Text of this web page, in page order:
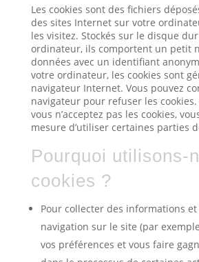
Les cookies sont des fichiers
des sites Internet sur votre
les visitez. Stockés sur le disque
ordinateur, ils comportent un petit
données avec un identifiant
votre ordinateur, les cookies sont
navigateur Internet. Vous pouvez
navigateur pour refuser les cookies.
vous n’acceptez pas les cookies,
mesure d’utiliser certaines parties
Pourquoi utilisons-
cookies ?
Pour collecter des informations
navigation sur le site (par
vos préférences et vous faire